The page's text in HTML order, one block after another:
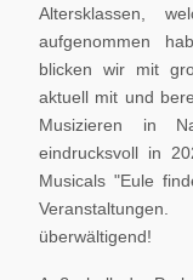
Altersklassen,
aufgenommen
blicken wir mit
aktuell mit und
Musizieren in
eindrucksvoll in
Musicals "Eule
überwältigend!